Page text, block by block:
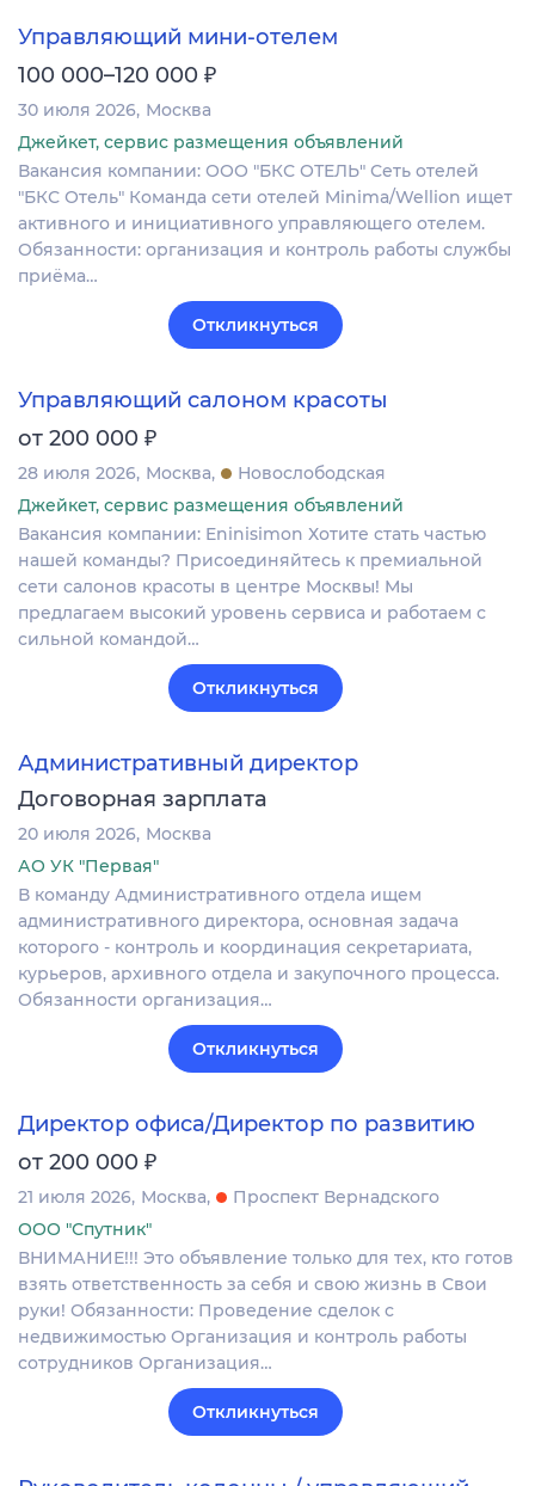
Управляющий мини-отелем
100 000–120 000 ₽
30 июля 2026 Москва
Джейкет, сервис размещения объявлений
Вакансия компании: ООО "БКС ОТЕЛЬ" Сеть отелей
"БКС Отель" Команда сети отелей Minima/Wellion ищет
активного и инициативного управляющего отелем.
Обязанности: организация и контроль работы службы
приёма…
Откликнуться
Управляющий салоном красоты
от 200 000 ₽
28 июля 2026 Москва
Новослободская
Джейкет, сервис размещения объявлений
Вакансия компании: Eninisimon Хотите стать частью
нашей команды? Присоединяйтесь к премиальной
сети салонов красоты в центре Москвы! Мы
предлагаем высокий уровень сервиса и работаем с
сильной командой…
Откликнуться
Административный директор
Договорная зарплата
20 июля 2026 Москва
АО УК "Первая"
В команду Административного отдела ищем
административного директора, основная задача
которого - контроль и координация секретариата,
курьеров, архивного отдела и закупочного процесса.
Обязанности организация…
Откликнуться
Директор офиса/Директор по развитию
от 200 000 ₽
21 июля 2026 Москва
Проспект Вернадского
ООО "Спутник"
ВНИМАНИЕ!!! Это объявление только для тех, кто готов
взять ответственность за себя и свою жизнь в Свои
руки! Обязанности: Проведение сделок с
недвижимостью Организация и контроль работы
сотрудников Организация…
Откликнуться